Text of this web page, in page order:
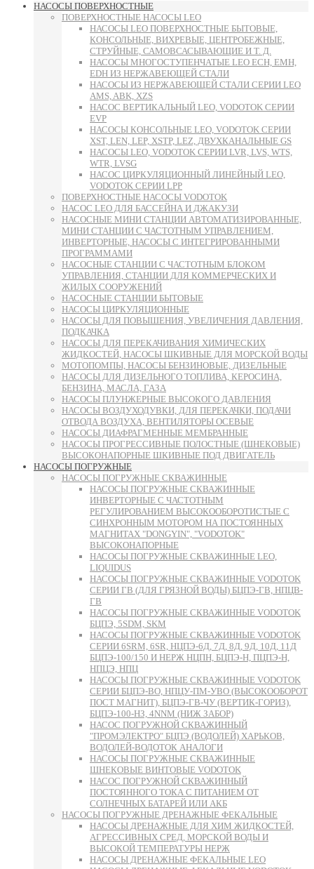
НАСОСЫ ПОВЕРХНОСТНЫЕ
ПОВЕРХНОСТНЫЕ НАСОСЫ LEO
НАСОСЫ LEO ПОВЕРХНОСТНЫЕ БЫТОВЫЕ,
КОНСОЛЬНЫЕ, ВИХРЕВЫЕ, ЦЕНТРОБЕЖНЫЕ,
СТРУЙНЫЕ, САМОВСАСЫВАЮЩИЕ И Т. Д.
НАСОСЫ МНОГОСТУПЕНЧАТЫЕ LEO ECH, EMH,
EDH ИЗ НЕРЖАВЕЮЩЕЙ СТАЛИ
НАСОСЫ ИЗ НЕРЖАВЕЮЩЕЙ СТАЛИ СЕРИИ LEO
AMS, ABK, XZS
НАСОС ВЕРТИКАЛЬНЫЙ LEO, VODOTOK СЕРИИ
EVP
НАСОСЫ КОНСОЛЬНЫЕ LEO, VODOTOK СЕРИИ
XST, LEN, LEP, XSTP, LEZ, ДВУХКАНАЛЬНЫЕ GS
НАСОСЫ LEO, VODOTOK СЕРИИ LVR, LVS, WTS,
WTR, LVSG
НАСОС ЦИРКУЛЯЦИОННЫЙ ЛИНЕЙНЫЙ LEO,
VODOTOK СЕРИИ LPP
ПОВЕРХНОСТНЫЕ НАСОСЫ VODOTOK
НАСОС LEO ДЛЯ БАССЕЙНА И ДЖАКУЗИ
НАСОСНЫЕ МИНИ СТАНЦИИ АВТОМАТИЗИРОВАННЫЕ,
МИНИ СТАНЦИИ С ЧАСТОТНЫМ УПРАВЛЕНИЕМ,
ИНВЕРТОРНЫЕ, НАСОСЫ С ИНТЕГРИРОВАННЫМИ
ПРОГРАММАМИ
НАСОСНЫЕ СТАНЦИИ С ЧАСТОТНЫМ БЛОКОМ
УПРАВЛЕНИЯ, СТАНЦИИ ДЛЯ КОММЕРЧЕСКИХ И
ЖИЛЫХ СООРУЖЕНИЙ
НАСОСНЫЕ СТАНЦИИ БЫТОВЫЕ
НАСОСЫ ЦИРКУЛЯЦИОННЫЕ
НАСОСЫ ДЛЯ ПОВЫШЕНИЯ, УВЕЛИЧЕНИЯ ДАВЛЕНИЯ,
ПОДКАЧКА
НАСОСЫ ДЛЯ ПЕРЕКАЧИВАНИЯ ХИМИЧЕСКИХ
ЖИДКОСТЕЙ, НАСОСЫ ШКИВНЫЕ ДЛЯ МОРСКОЙ ВОДЫ
МОТОПОМПЫ, НАСОСЫ БЕНЗИНОВЫЕ, ДИЗЕЛЬНЫЕ
НАСОСЫ ДЛЯ ДИЗЕЛЬНОГО ТОПЛИВА, КЕРОСИНА,
БЕНЗИНА, МАСЛА, ГАЗА
НАСОСЫ ПЛУНЖЕРНЫЕ ВЫСОКОГО ДАВЛЕНИЯ
НАСОСЫ ВОЗДУХОДУВКИ, ДЛЯ ПЕРЕКАЧКИ, ПОДАЧИ
ОТВОДА ВОЗДУХА, ВЕНТИЛЯТОРЫ ОСЕВЫЕ
НАСОСЫ ДИАФРАГМЕННЫЕ МЕМБРАННЫЕ
НАСОСЫ ПРОГРЕССИВНЫЕ ПОЛОСТНЫЕ (ШНЕКОВЫЕ)
ВЫСОКОНАПОРНЫЕ ШКИВНЫЕ ПОД ДВИГАТЕЛЬ
НАСОСЫ ПОГРУЖНЫЕ
НАСОСЫ ПОГРУЖНЫЕ СКВАЖИННЫЕ
НАСОСЫ ПОГРУЖНЫЕ СКВАЖИННЫЕ
ИНВЕРТОРНЫЕ С ЧАСТОТНЫМ
РЕГУЛИРОВАНИЕМ ВЫСОКООБОРОТИСТЫЕ С
СИНХРОННЫМ МОТОРОМ НА ПОСТОЯННЫХ
МАГНИТАХ "DONGYIN", "VODOTOK"
ВЫСОКОНАПОРНЫЕ
НАСОСЫ ПОГРУЖНЫЕ СКВАЖИННЫЕ LEO,
LIQUIDUS
НАСОСЫ ПОГРУЖНЫЕ СКВАЖИННЫЕ VODOTOK
СЕРИИ ГВ (ДЛЯ ГРЯЗНОЙ ВОДЫ) БЦПЭ-ГВ, НПЦВ-
ГВ
НАСОСЫ ПОГРУЖНЫЕ СКВАЖИННЫЕ VODOTOK
БЦПЭ, 5SDM, SKM
НАСОСЫ ПОГРУЖНЫЕ СКВАЖИННЫЕ VODOTOK
СЕРИИ 6SRM, 6SR, НЦПЭ-6Д, 7Д, 8Д, 9Д, 10Д, 11Д
БЦПЭ-100/150 И НЕРЖ НЦПН, БЦПЭ-Н, ПЦПЭ-Н,
НПЦЭ, НПЦ
НАСОСЫ ПОГРУЖНЫЕ СКВАЖИННЫЕ VODOTOK
СЕРИИ БЦПЭ-ВО, НПЦУ-ПМ-УВО (ВЫСОКООБОРОТ
ПОСТ МАГНИТ), БЦПЭ-ГВ-ЧУ (ВЕРТИК-ГОРИЗ),
БЦПЭ-100-НЗ, 4NNM (НИЖ ЗАБОР)
НАСОС ПОГРУЖНОЙ СКВАЖИННЫЙ
"ПРОМЭЛЕКТРО" БЦПЭ (ВОДОЛЕЙ) ХАРЬКОВ,
ВОДОЛЕЙ-ВОДОТОК АНАЛОГИ
НАСОСЫ ПОГРУЖНЫЕ СКВАЖИННЫЕ
ШНЕКОВЫЕ ВИНТОВЫЕ VODOTOK
НАСОС ПОГРУЖНОЙ СКВАЖИННЫЙ
ПОСТОЯННОГО ТОКА С ПИТАНИЕМ ОТ
СОЛНЕЧНЫХ БАТАРЕЙ ИЛИ АКБ
НАСОСЫ ПОГРУЖНЫЕ ДРЕНАЖНЫЕ ФЕКАЛЬНЫЕ
НАСОСЫ ДРЕНАЖНЫЕ ДЛЯ ХИМ ЖИДКОСТЕЙ,
АГРЕССИВНЫХ СРЕД, МОРСКОЙ ВОДЫ И
ВЫСОКОЙ ТЕМПЕРАТУРЫ НЕРЖ
НАСОСЫ ДРЕНАЖНЫЕ ФЕКАЛЬНЫЕ LEO